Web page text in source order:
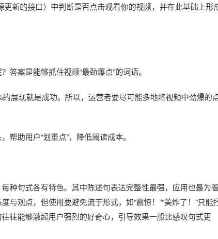
新的接口）中判断是否点击观看你的视频，并在此基础上形
案是能够抓住视频“最劲爆点”的词语。
展现就是成功。所以，运营者要尽可能多地将视频中劲爆的
帮助用户“划重点”，降低阅读成本。
种句式各有特色。其中陈述句表达完整性最强，应用也最为
观点，但使用要避免流于形式，如“震惊！”“美炸了！”只能
往能够激起用户强烈的好奇心，引导效果一般比感叹句式更